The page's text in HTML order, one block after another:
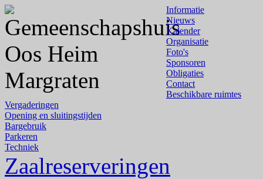
Informatie
Nieuws
Kalender
Organisatie
Foto's
Sponsoren
Obligaties
Contact
Beschikbare ruimtes
Vergaderingen
Opening en sluitingstijden
Bargebruik
Parkeren
Techniek
Zaalreserveringen